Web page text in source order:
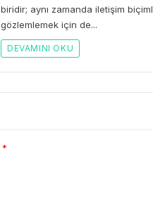
biridir; aynı zamanda iletişim
gözlemlemek için de...
DEVAMINI OKU
*